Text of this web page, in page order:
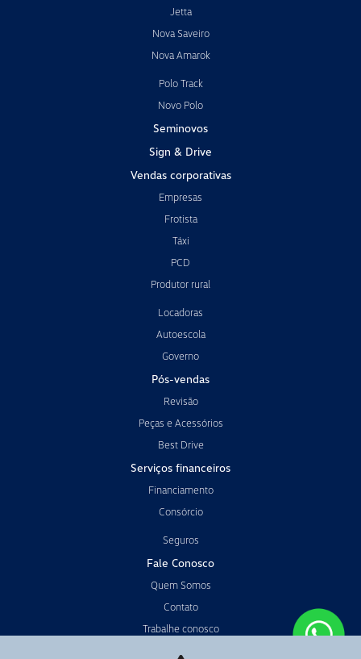
Jetta
Nova Saveiro
Nova Amarok
Polo Track
Novo Polo
Seminovos
Sign & Drive
Vendas corporativas
Empresas
Frotista
Táxi
PCD
Produtor rural
Locadoras
Autoescola
Governo
Pós-vendas
Revisão
Peças e Acessórios
Best Drive
Serviços financeiros
Financiamento
Consórcio
Seguros
Fale Conosco
Quem Somos
Contato
Trabalhe conosco